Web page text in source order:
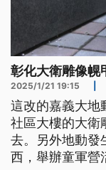
彰化大衛雕像幌
2025/1/21 19:15
這改的嘉義大地
社區大樓的大衛
去。另外地動發
西，舉辦童軍營